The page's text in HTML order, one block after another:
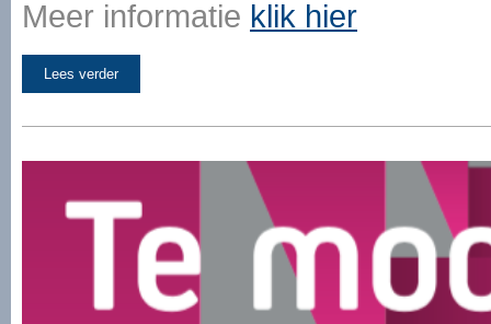
Meer informatie klik hier
Lees verder